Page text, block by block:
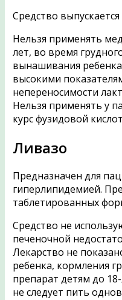
Средство
Нельзя применять
лет, во время
вынашивания
высокими
непереносимости
Нельзя применять у
курс фузидовой
Ливазо
Предназначен для
гиперлипидемией.
таблетированных
Средство не
печеночной
Лекарство не
ребенка, кормления
препарат детям до
не следует пить